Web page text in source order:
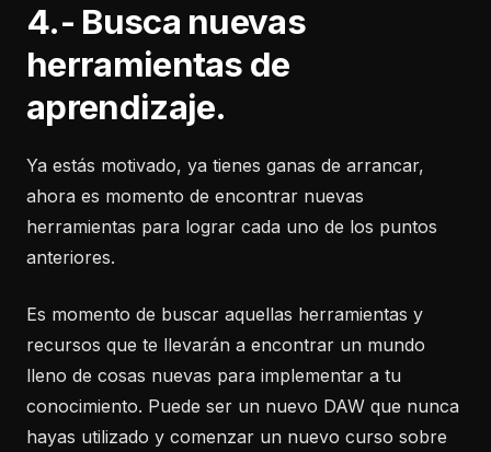
4.- Busca nuevas
herramientas de
aprendizaje.
Ya estás motivado, ya tienes ganas de arrancar,
ahora es momento de encontrar nuevas
herramientas para lograr cada uno de los puntos
anteriores.
Es momento de buscar aquellas herramientas y
recursos que te llevarán a encontrar un mundo
lleno de cosas nuevas para implementar a tu
conocimiento. Puede ser un nuevo DAW que nunca
hayas utilizado y comenzar un nuevo curso sobre